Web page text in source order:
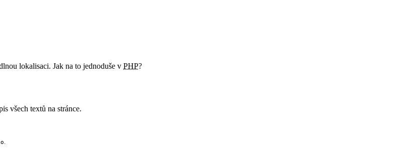
lokalisaci. Jak na to jednoduše v PHP?
všech textů na stránce.